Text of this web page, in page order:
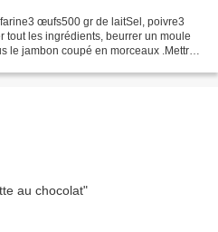
œufs500 gr de laitSel, poivre3
tout les ingrédients, beurrer un moule
le jambon coupé en morceaux .Mettre